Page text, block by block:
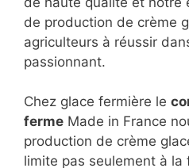
de production de crème
agriculteurs à réussir
passionnant.
Chez glace fermière le
ferme Made in France
production de crème
limite pas seulement à